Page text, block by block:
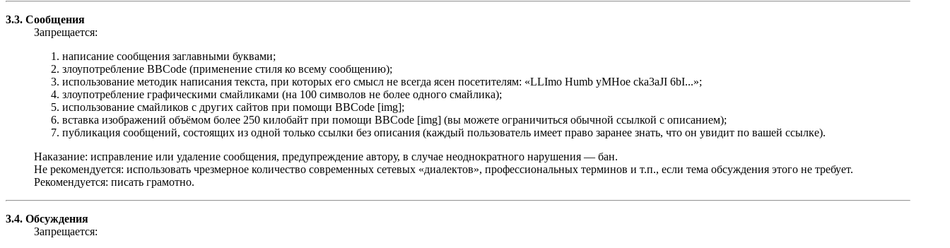
3.3. Сообщения
Запрещается:
написание сообщения заглавными буквами;
злоупотребление BBCode (применение стиля ко всему сообщению);
использование методик написания текста, при которых его смысл не всегда ясен посетителям: «LLImo Humb yMHoe cka3aJI 6bI...»;
злоупотребление графическими смайликами (на 100 символов не более одного смайлика);
использование смайликов с других сайтов при помощи BBCode [img];
вставка изображений объёмом более 250 килобайт при помощи BBCode [img] (вы можете ограничиться обычной ссылкой с описанием);
публикация сообщений, состоящих из одной только ссылки без описания (каждый пользователь имеет право заранее знать, что он увидит по вашей ссылке).
Наказание: исправление или удаление сообщения, предупреждение автору, в случае неоднократного нарушения — бан.
Не рекомендуется: использовать чрезмерное количество современных сетевых «диалектов», профессиональных терминов и т.п., если тема обсуждения этого не требует.
Рекомендуется: писать грамотно.
3.4. Обсуждения
Запрещается: